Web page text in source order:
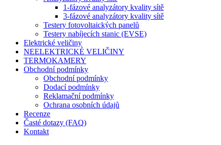
1-fázové analyzátory kvality sítě
3-fázové analyzátory kvality sítě
Testery fotovoltaických panelů
Testery nabíjecích stanic (EVSE)
Elektrické veličiny
NEELEKTRICKÉ VELIČINY
TERMOKAMERY
Obchodní podmínky
Obchodní podmínky
Dodací podmínky
Reklamační podmínky
Ochrana osobních údajů
Recenze
Časté dotazy (FAQ)
Kontakt